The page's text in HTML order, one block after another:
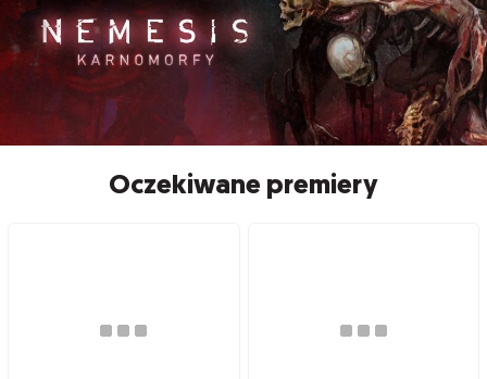
Oczekiwane premiery